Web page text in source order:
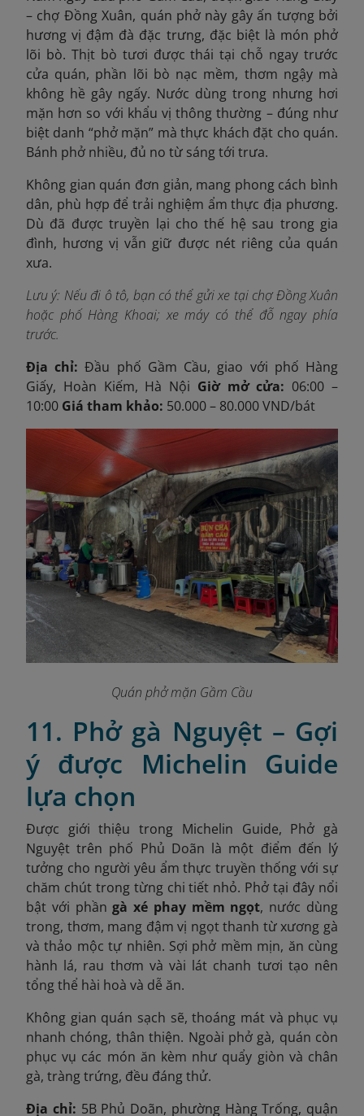
– chợ Đồng Xuân, quán phở này gây ấn tượng bởi
hương vị đậm đà đặc trưng, đặc biệt là món phở
lõi bò. Thịt bò tươi được thái tại chỗ ngay trước
cửa quán, phần lõi bò nạc mềm, thơm ngậy mà
không hề gây ngấy. Nước dùng trong nhưng hơi
mặn hơn so với khẩu vị thông thường – đúng như
biệt danh “phở mặn” mà thực khách đặt cho quán.
Bánh phở nhiều, đủ no từ sáng tới trưa.
Không gian quán đơn giản, mang phong cách bình
dân, phù hợp để trải nghiệm ẩm thực địa phương.
Dù đã được truyền lại cho thế hệ sau trong gia
đình, hương vị vẫn giữ được nét riêng của quán
xưa.
Lưu ý: Nếu đi ô tô, bạn có thể gửi xe tại chợ Đồng Xuân
hoặc phố Hàng Khoai; xe máy có thể đỗ ngay phía
trước.
Địa chỉ: Đầu phố Gầm Cầu, giao với phố Hàng
Giấy, Hoàn Kiếm, Hà Nội Giờ mở cửa: 06:00 –
10:00 Giá tham khảo: 50.000 – 80.000 VND/bát
Quán phở mặn Gầm Cầu
11. Phở gà Nguyệt – Gợi
ý được Michelin Guide
lựa chọn
Được giới thiệu trong Michelin Guide, Phở gà
Nguyệt trên phố Phủ Doãn là một điểm đến lý
tưởng cho người yêu ẩm thực truyền thống với sự
chăm chút trong từng chi tiết nhỏ. Phở tại đây nổi
bật với phầngà xé phay mềm ngọt, nước dùng
trong, thơm, mang đậm vị ngọt thanh từ xương gà
và thảo mộc tự nhiên. Sợi phở mềm mịn, ăn cùng
hành lá, rau thơm và vài lát chanh tươi tạo nên
tổng thể hài hoà và dễ ăn.
Không gian quán sạch sẽ, thoáng mát và phục vụ
nhanh chóng, thân thiện. Ngoài phở gà, quán còn
phục vụ các món ăn kèm như quẩy giòn và chân
gà, tràng trứng, đều đáng thử.
Địa chỉ: 5B Phủ Doãn, phường Hàng Trống, quận